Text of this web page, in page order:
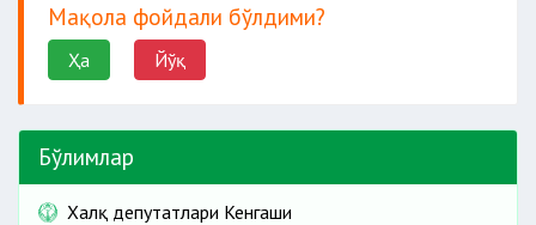
Мақола фойдали бўлдими?
Ҳа Йўқ
Бўлимлар
Халқ депутатлари Кенгаши